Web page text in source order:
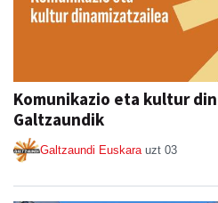
Komunikazio eta kultur
Galtzaundik
Galtzaundi Euskara uzt 03